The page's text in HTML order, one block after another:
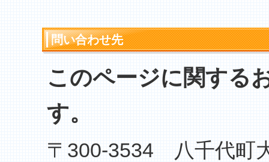
問い合わせ先
このページに関する
す。
〒300-3534 八千代町